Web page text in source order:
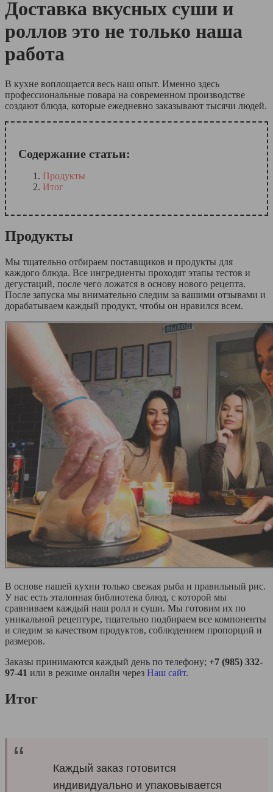
Доставка вкусных суши и
роллов это не только наша
работа
В кухне воплощается весь наш опыт. Именно здесь
профессиональные повара на современном производстве
создают блюда, которые ежедневно заказывают тысячи людей.
Содержание статьи:
Продукты
Итог
Продукты
Мы тщательно отбираем поставщиков и продукты для
каждого блюда. Все ингредиенты проходят этапы тестов и
дегустаций, после чего ложатся в основу нового рецепта.
После запуска мы внимательно следим за вашими отзывами и
дорабатываем каждый продукт, чтобы он нравился всем.
В основе нашей кухни только свежая рыба и правильный рис.
У нас есть эталонная библиотека блюд, с которой мы
сравниваем каждый наш ролл и суши. Мы готовим их по
уникальной рецептуре, тщательно подбираем все компоненты
и следим за качеством продуктов, соблюдением пропорций и
размеров.
Заказы принимаются каждый день по телефону; +7 (985) 332-
97-41 или в режиме онлайн через Наш сайт.
Итог
Каждый заказ готовится
индивидуально и упаковывается